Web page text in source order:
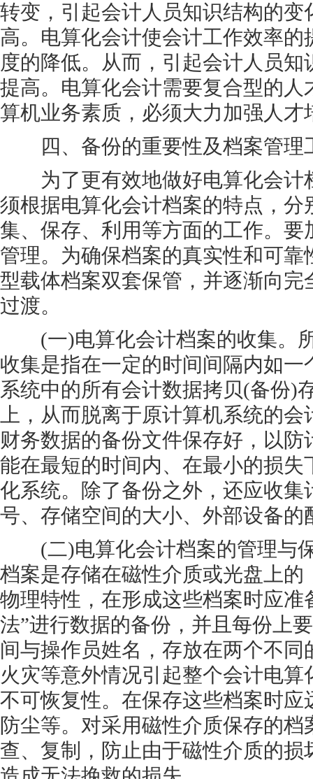
转变，引起会计人员知识结构的变
高。电算化会计使会计工作效率
度的降低。从而，引起会计人员
提高。电算化会计需要复合型的人
算机业务素质，必须大力加强人才
四、备份的重要性及档案管理
为了更有效地做好电算化会计
须根据电算化会计档案的特点，分
集、保存、利用等方面的工作。要
管理。为确保档案的真实性和可
型载体档案双套保管，并逐渐向完
过渡。
(一)电算化会计档案的收集。
收集是指在一定的时间间隔内如
系统中的所有会计数据拷贝(备份)
上，从而脱离于原计算机系统的
财务数据的备份文件保存好，以
能在最短的时间内、在最小的损失
化系统。除了备份之外，还应收集
号、存储空间的大小、外部设备的
(二)电算化会计档案的管理与
档案是存储在磁性介质或光盘上的
物理特性，在形成这些档案时应准
法”进行数据的备份，并且每份上
间与操作员姓名，存放在两个不
火灾等意外情况引起整个会计电
不可恢复性。在保存这些档案时应
防尘等。对采用磁性介质保存的
查、复制，防止由于磁性介质的